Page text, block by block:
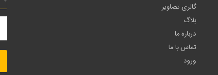
گالری تصاویر
بلاگ
درباره ما
تماس با ما
ورود